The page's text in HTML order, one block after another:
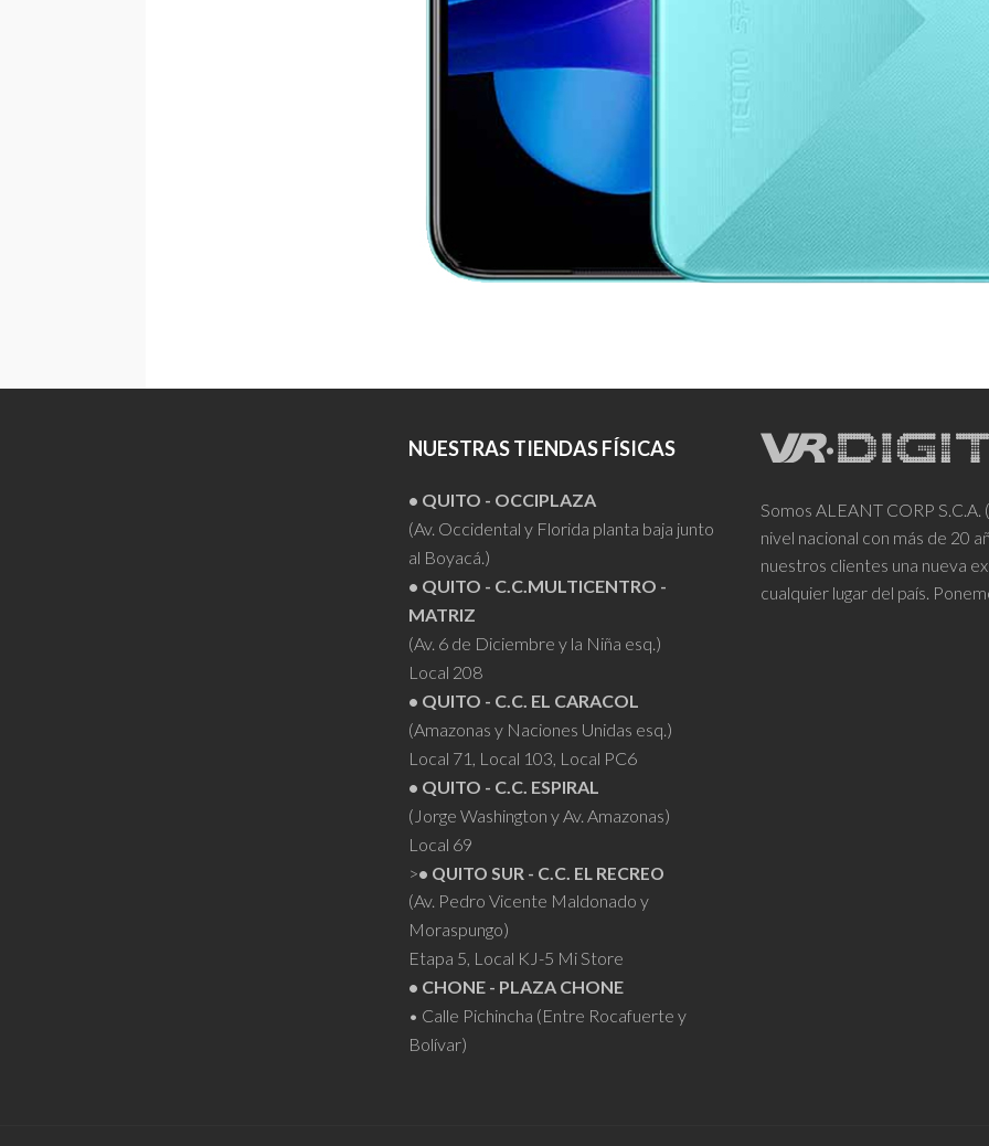
NUESTRAS TIENDAS FÍSICAS
• QUITO - OCCIPLAZA
(Av. Occidental y Florida planta baja junto
al Boyacá.)
• QUITO - C.C.MULTICENTRO -
MATRIZ
(Av. 6 de Diciembre y la Niña esq.)
Local 208
• QUITO - C.C. EL CARACOL
(Amazonas y Naciones Unidas esq.)
Local 71, Local 103, Local PC6
• QUITO - C.C. ESPIRAL
(Jorge Washington y Av. Amazonas)
Local 69
>• QUITO SUR - C.C. EL RECREO
(Av. Pedro Vicente Maldonado y
Moraspungo)
Etapa 5, Local KJ-5 Mi Store
• CHONE - PLAZA CHONE
• Calle Pichincha (Entre Rocafuerte y
Bolívar)
Somos ALEANT CORP
nivel nacional con más de 20
nuestros clientes una nueva
cualquier lugar del país.